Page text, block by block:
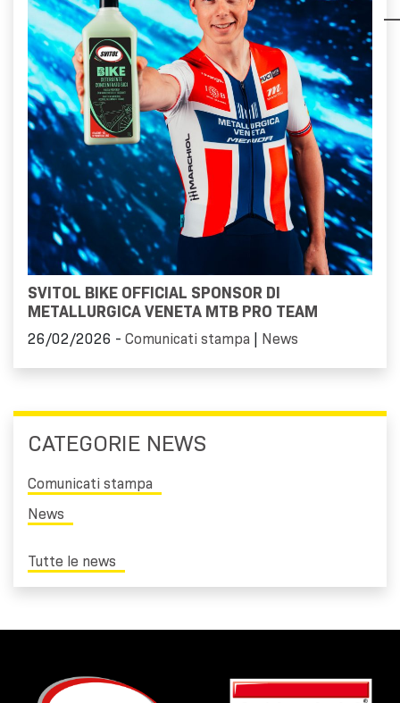
SVITOL BIKE OFFICIAL SPONSOR DI
METALLURGICA VENETA MTB PRO TEAM
26/02/2026 - Comunicati stampa News
CATEGORIE NEWS
Comunicati stampa
News
Tutte le news